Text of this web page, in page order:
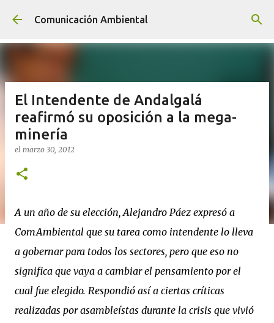
Ir al contenido principal
Comunicación Ambiental
El Intendente de Andalgalá
reafirmó su oposición a la mega-
minería
el marzo 30, 2012
A un año de su elección, Alejandro Páez expresó a
ComAmbiental que su tarea como intendente lo lleva
a gobernar para todos los sectores, pero que eso no
significa que vaya a cambiar el pensamiento por el
cual fue elegido. Respondió así a ciertas críticas
realizadas por asambleístas durante la crisis que vivió